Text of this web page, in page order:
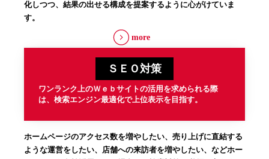
化しつつ、結果の出せる構成を提案するように心がけていま
す。
more
ＳＥＯ対策
ワンランク上のＷｅｂサイトの活用を求められる際
は、検索エンジン最適化で上位表示を目指す。
ホームページのアクセス数を増やしたい、売り上げに直結する
ような運営をしたい、店舗への来訪者を増やしたい、などホー